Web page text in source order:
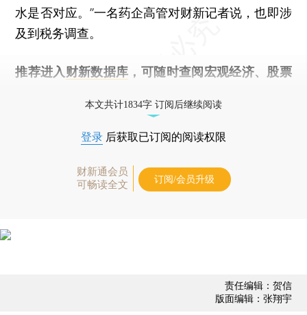
水是否对应。”一名药企高管对财新记者说，也即涉
及到税务调查。
推荐进入 财新数据库 ，可随时查阅宏观经济、股票
本文共计1834字 订阅后继续阅读
登录 后获取已订阅的阅读权限
财新通会员
可畅读全文
订阅/会员升级
责任编辑：贺信
版面编辑：张翔宇